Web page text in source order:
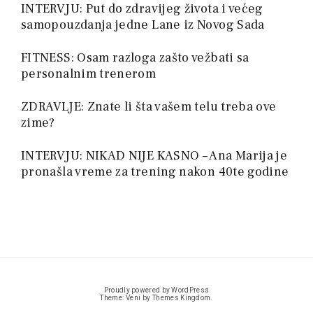
INTERVJU: Put do zdravijeg života i većeg
samopouzdanja jedne Lane iz Novog Sada
FITNESS: Osam razloga zašto vežbati sa
personalnim trenerom
ZDRAVLJE: Znate li šta vašem telu treba ove
zime?
INTERVJU: NIKAD NIJE KASNO – Ana Marija je
pronašla vreme za trening nakon 40te godine
Proudly powered by WordPress
Theme: Veni byThemes Kingdom.